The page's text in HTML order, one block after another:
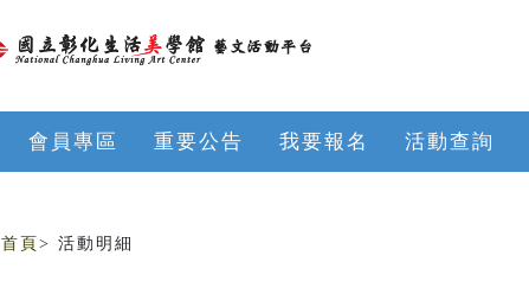
會員專區 重要公告 我要報名 活動查詢
首頁 > 活動明細